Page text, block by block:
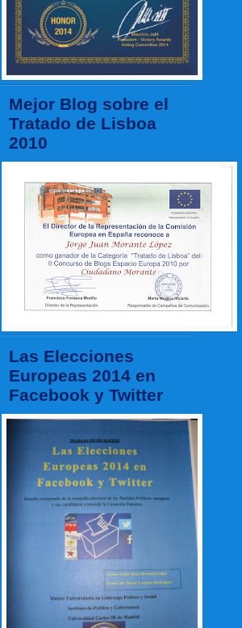
Mejor Blog sobre el
Tratado de Lisboa
2010
Las Elecciones
Europeas 2014 en
Facebook y Twitter